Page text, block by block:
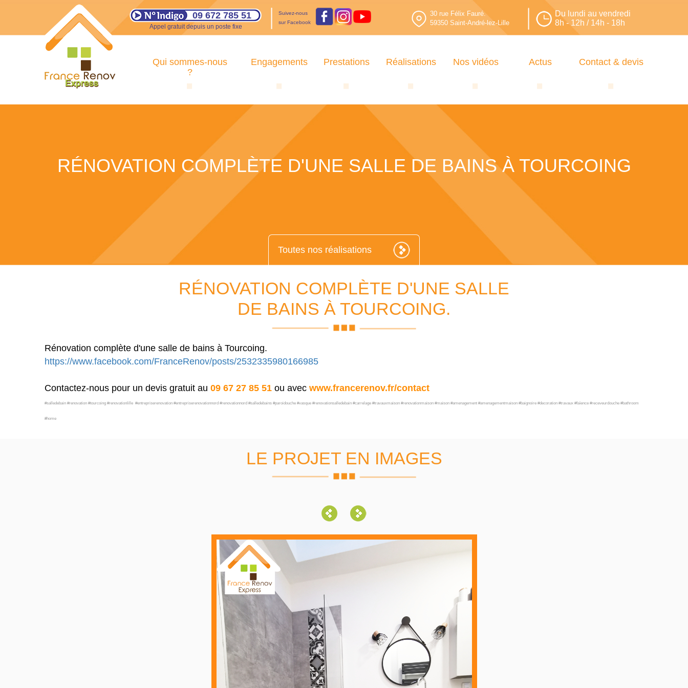
09 672 785 51
Appel gratuit depuis un poste fixe
Suivez-nous
sur Facebook
30 rue Félix Fauré.
59350 Saint-André-lez-Lille
Du lundi au vendredi
8h - 12h / 14h - 18h
Qui sommes-nous
?
Engagements Prestations Réalisations Nos vidéos Actus Contact & devis
RÉNOVATION COMPLÈTE D'UNE SALLE DE BAINS À TOURCOING
Toutes nos réalisations
RÉNOVATION COMPLÈTE D'UNE SALLE
DE BAINS À TOURCOING.
Rénovation complète d'une salle de bains à Tourcoing.
https://www.facebook.com/FranceRenov/posts/2532335980166985
Contactez-nous pour un devis gratuit au 09 67 27 85 51 ou avec www.francerenov.fr/contact
#salledebain #renovation #tourcoing #renovationlille #entrepriserenovation #entrepriserenovationnord #renovationnord #salledebains #paroidouche #vasque #renovationsalledebain #carrelage #travauxmaison #renovationmaison #maison #amenagement #amenagementmaison #baignoire #decoration #travaux #faïence #receveurdouche #bathroom
#home
LE PROJET EN IMAGES